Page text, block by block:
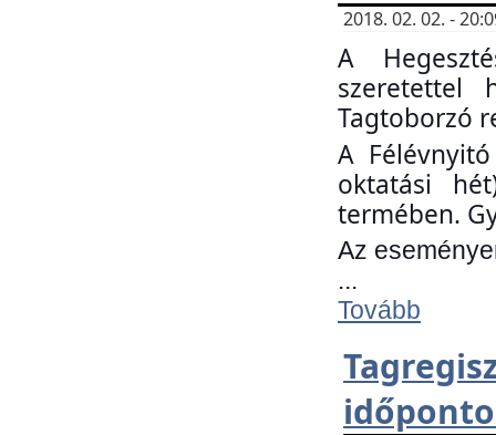
2018. 02. 02. -
A
szeretettel
Tagtoborzó
A
oktatási
termében.
Az
...
Tovább